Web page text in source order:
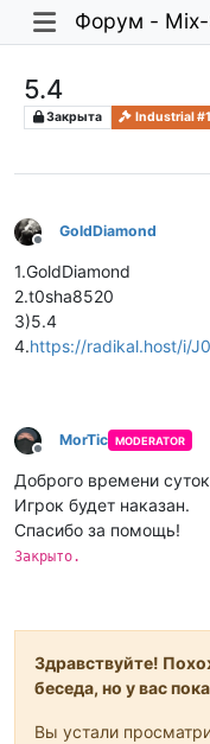
Форум -
5.4
Закрыта Industrial #1
Не в сети
GoldDiamond
1.GoldDiamond
2.t0sha8520
3)5.4
4.https://radikal.host/i/
Не в сети
MorTic MODERATOR
Доброго времени суток
Игрок будет наказан.
Спасибо за помощь!
Закрыто.
Здравствуйте!
беседа, но у вас
Вы устали